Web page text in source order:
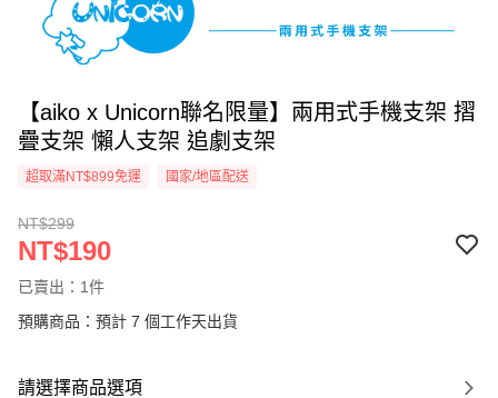
【aiko x Unicorn聯名限量】兩用式手機支架 摺
疊支架 懶人支架 追劇支架
超取滿NT$899免運 國家/地區配送
NT$299
NT$190
已賣出：1件
預購商品：預計 7 個工作天出貨
請選擇商品選項